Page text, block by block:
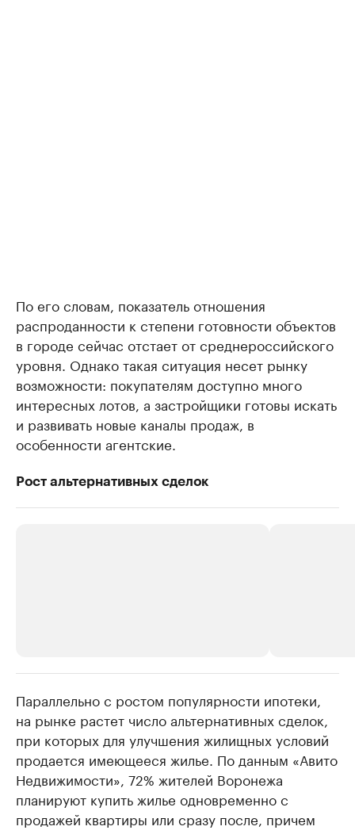
По его словам, показатель отношения
распроданности к степени готовности объектов
в городе сейчас отстает от среднероссийского
уровня. Однако такая ситуация несет рынку
возможности: покупателям доступно много
интересных лотов, а застройщики готовы искать
и развивать новые каналы продаж, в
особенности агентские.
Рост альтернативных сделок
Делитесь новостями бизнеса на РБК
Управляйте страницей компании и развивайте личные
Крупнейшие
продавцы
Ознакомьтесь с
Параллельно с ростом популярности ипотеки,
на рынке растет число альтернативных сделок,
при которых для улучшения жилищных условий
продается имеющееся жилье. По данным «Авито
Недвижимости», 72% жителей Воронежа
планируют купить жилье одновременно с
продажей квартиры или сразу после, причем